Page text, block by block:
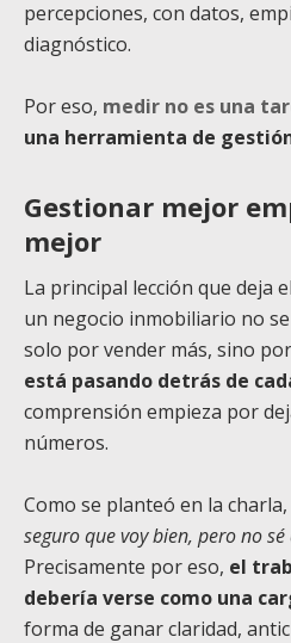
percepciones, con datos,
diagnóstico.
Por eso, medir no es una
una herramienta de
Gestionar mejor
mejor
La principal lección que deja
un negocio inmobiliario no
solo por vender más, sino por
está pasando detrás de
comprensión empieza por
números.
Como se planteó en la charla,
seguro que voy bien, pero no sé
Precisamente por eso, el
debería verse como una
forma de ganar claridad,